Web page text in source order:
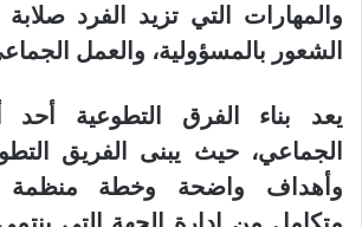
والمهارات التي تزيد الفرد
الشعور بالمسؤولية، والعمل
يعد بناء الفرق التطوعية أحد
الجماعي، حيث يبنى الفريق
وأهداف واضحة وخطة